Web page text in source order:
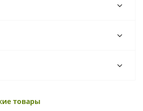
товары